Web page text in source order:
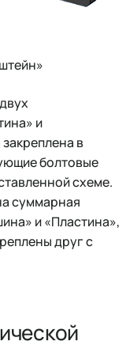
и
в
болтовые
схеме.
суммарная
и «Пластина»,
друг с